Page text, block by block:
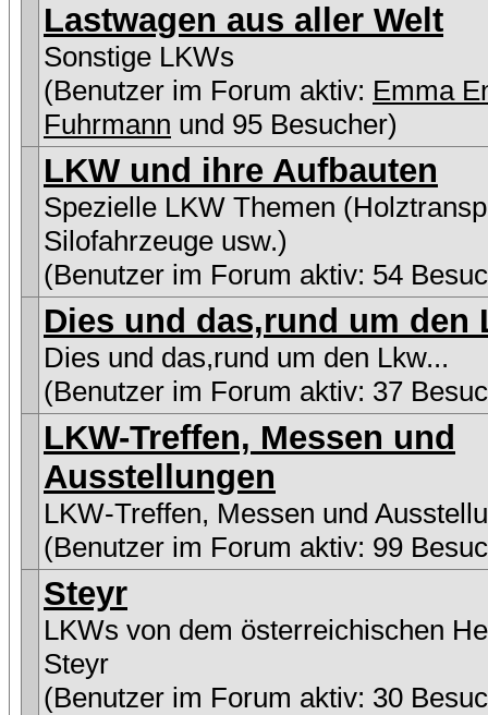
Lastwagen aus aller Welt
Sonstige LKWs
(Benutzer im Forum aktiv: Emma
Fuhrmann und 95 Besucher)
LKW und ihre Aufbauten
Spezielle LKW Themen
Silofahrzeuge usw.)
(Benutzer im Forum aktiv: 54
Dies und das,rund um den
Dies und das,rund um den Lkw...
(Benutzer im Forum aktiv: 37
LKW-Treffen, Messen und
Ausstellungen
LKW-Treffen, Messen und
(Benutzer im Forum aktiv: 99
Steyr
LKWs von dem österreichischen
Steyr
(Benutzer im Forum aktiv: 30